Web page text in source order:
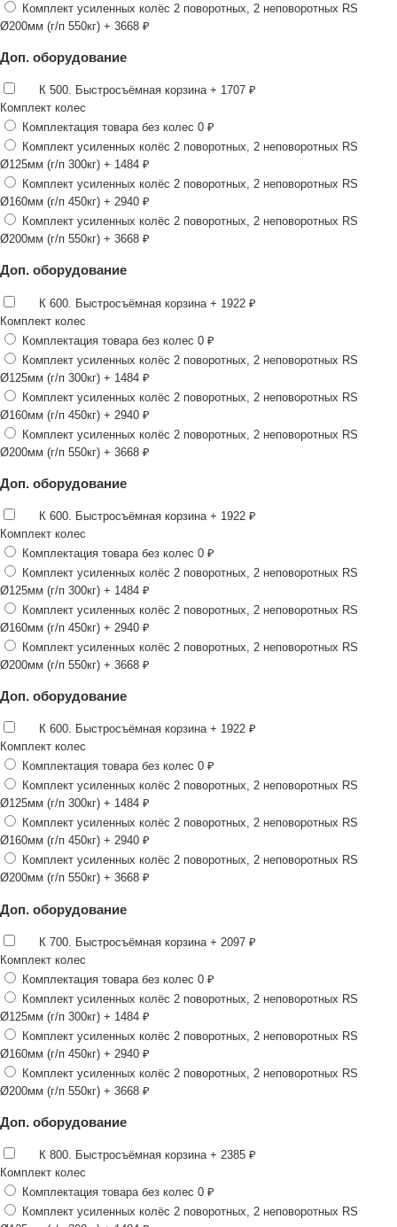
Комплект усиленных колёс 2 поворотных, 2 неповоротных RS
Ø200мм (г/п 550кг) + 3668 ₽
Доп. оборудование
К 500. Быстросъёмная корзина + 1707 ₽
Комплект колес
Комплектация товара без колес 0 ₽
Комплект усиленных колёс 2 поворотных, 2 неповоротных RS
Ø125мм (г/п 300кг) + 1484 ₽
Комплект усиленных колёс 2 поворотных, 2 неповоротных RS
Ø160мм (г/п 450кг) + 2940 ₽
Комплект усиленных колёс 2 поворотных, 2 неповоротных RS
Ø200мм (г/п 550кг) + 3668 ₽
Доп. оборудование
К 600. Быстросъёмная корзина + 1922 ₽
Комплект колес
Комплектация товара без колес 0 ₽
Комплект усиленных колёс 2 поворотных, 2 неповоротных RS
Ø125мм (г/п 300кг) + 1484 ₽
Комплект усиленных колёс 2 поворотных, 2 неповоротных RS
Ø160мм (г/п 450кг) + 2940 ₽
Комплект усиленных колёс 2 поворотных, 2 неповоротных RS
Ø200мм (г/п 550кг) + 3668 ₽
Доп. оборудование
К 600. Быстросъёмная корзина + 1922 ₽
Комплект колес
Комплектация товара без колес 0 ₽
Комплект усиленных колёс 2 поворотных, 2 неповоротных RS
Ø125мм (г/п 300кг) + 1484 ₽
Комплект усиленных колёс 2 поворотных, 2 неповоротных RS
Ø160мм (г/п 450кг) + 2940 ₽
Комплект усиленных колёс 2 поворотных, 2 неповоротных RS
Ø200мм (г/п 550кг) + 3668 ₽
Доп. оборудование
К 600. Быстросъёмная корзина + 1922 ₽
Комплект колес
Комплектация товара без колес 0 ₽
Комплект усиленных колёс 2 поворотных, 2 неповоротных RS
Ø125мм (г/п 300кг) + 1484 ₽
Комплект усиленных колёс 2 поворотных, 2 неповоротных RS
Ø160мм (г/п 450кг) + 2940 ₽
Комплект усиленных колёс 2 поворотных, 2 неповоротных RS
Ø200мм (г/п 550кг) + 3668 ₽
Доп. оборудование
К 700. Быстросъёмная корзина + 2097 ₽
Комплект колес
Комплектация товара без колес 0 ₽
Комплект усиленных колёс 2 поворотных, 2 неповоротных RS
Ø125мм (г/п 300кг) + 1484 ₽
Комплект усиленных колёс 2 поворотных, 2 неповоротных RS
Ø160мм (г/п 450кг) + 2940 ₽
Комплект усиленных колёс 2 поворотных, 2 неповоротных RS
Ø200мм (г/п 550кг) + 3668 ₽
Доп. оборудование
К 800. Быстросъёмная корзина + 2385 ₽
Комплект колес
Комплектация товара без колес 0 ₽
Комплект усиленных колёс 2 поворотных, 2 неповоротных RS